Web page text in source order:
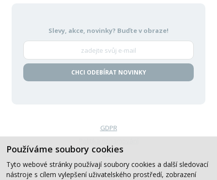
Používáme soubory cookies
Tyto webové stránky používají soubory cookies a další sledovací
nástroje s cílem vylepšení uživatelského prostředí, zobrazení
Slevy, akce, novinky? Buďte v obraze!
CHCI ODEBÍRAT NOVINKY
GDPR
VOP